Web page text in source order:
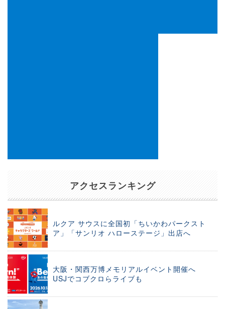
アクセスランキング
ルクア サウスに全国初「ちいかわパークスト
ア」「サンリオ ハローステージ」出店へ
大阪・関西万博メモリアルイベント開催へ
USJでコブクロらライブも